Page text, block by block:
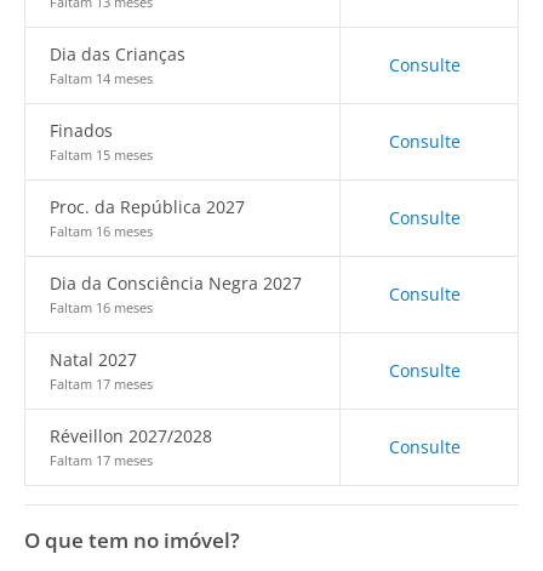
Dia das Crianças
Faltam 14 meses
Consulte
Finados
Faltam 15 meses
Consulte
Proc. da República 2027
Faltam 16 meses
Consulte
Dia da Consciência Negra 2027
Faltam 16 meses
Consulte
Natal 2027
Faltam 17 meses
Consulte
Réveillon 2027/2028
Faltam 17 meses
Consulte
O que tem no imóvel?